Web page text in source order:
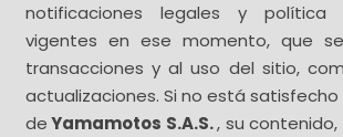
notificaciones legales y política
vigentes en ese momento, que
transacciones y al uso del sitio,
actualizaciones. Si no está
deYamamotos S.A.S., su